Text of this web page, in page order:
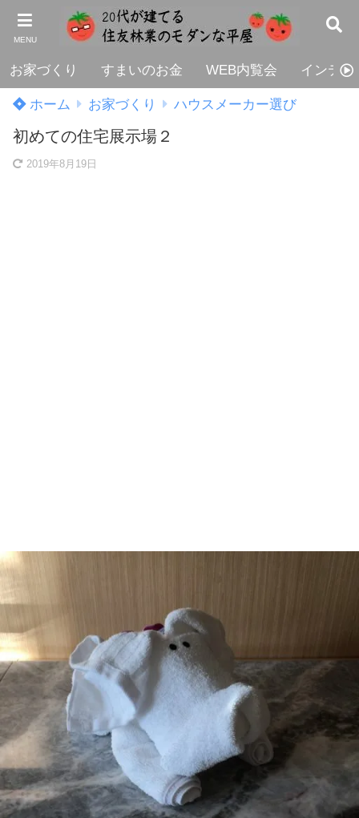
MENU
お家づくり すまいのお金 WEB内覧会 インテリ
ホーム お家づくり ハウスメーカー選び
初めての住宅展示場２
2019年8月19日